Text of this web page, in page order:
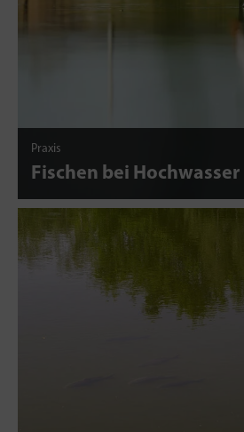
Praxis
Fischen bei Hochwasser